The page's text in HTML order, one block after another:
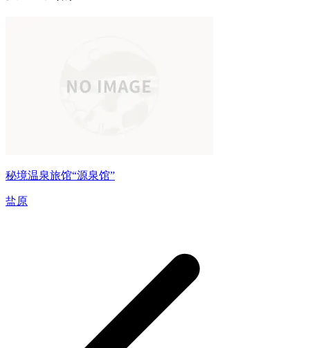
秘境温泉旅馆“源泉馆”
盐原